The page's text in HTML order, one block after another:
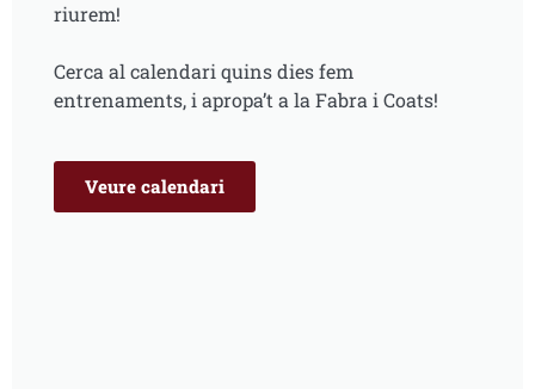
riurem!
Cerca al calendari quins dies fem
entrenaments, i apropa’t a la Fabra i Coats!
Veure calendari